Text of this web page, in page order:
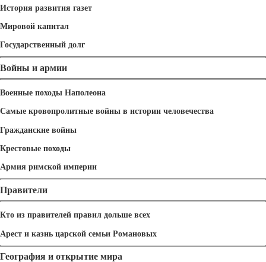
История развития газет
Мировой капитал
Государственный долг
Войны и армии
Военные походы Наполеона
Самые кровопролитные войны в истории человечества
Гражданские войны
Крестовые походы
Армия римской империи
Правители
Кто из правителей правил дольше всех
Арест и казнь царской семьи Романовых
География и открытие мира